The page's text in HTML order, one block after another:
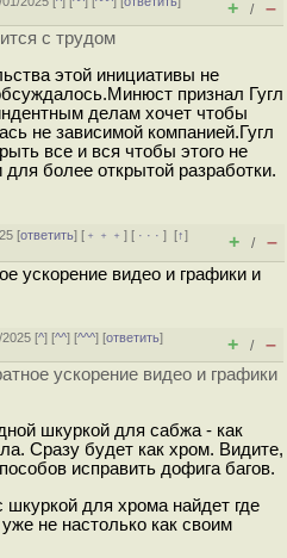
+ / –
с трудом
этой инициативы не
признал Гугл
делам хочет чтобы
не зависимой компанией.Гугл
все и вся чтобы этого не
более открытой разработки.
[ответить] [ ﹢﹢﹢] [ · · ·][↑]
+ / –
ускорение видео и графики и
[^] [^^] [^^^] [ответить]
+ / –
ускорение видео и графики
шкуркой для сабжа - как
Сразу будет как хром. Видите,
исправить дофига багов.
шкуркой для хрома найдет где
не настолько как своим